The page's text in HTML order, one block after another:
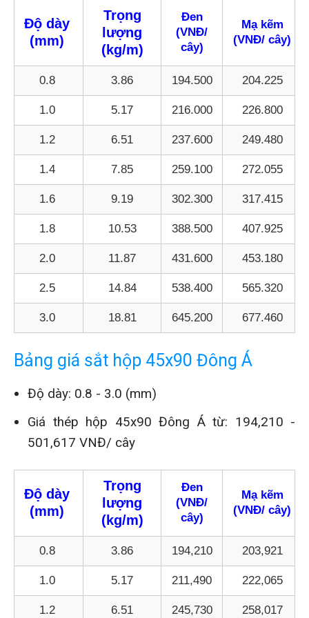
Độ dày
(mm)
Trọng
lượng
(kg/m)
Đen
(VNĐ/
cây)
Mạ kẽm
(VNĐ/ cây)
0.8 3.86 194.500 204.225
1.0 5.17 216.000 226.800
1.2 6.51 237.600 249.480
1.4 7.85 259.100 272.055
1.6 9.19 302.300 317.415
1.8 10.53 388.500 407.925
2.0 11.87 431.600 453.180
2.5 14.84 538.400 565.320
3.0 18.81 645.200 677.460
Bảng giá sắt hộp 45x90 Đông Á
Độ dày: 0.8 - 3.0 (mm)
Giá thép hộp 45x90 Đông Á từ: 194,210 -
501,617 VNĐ/ cây
Độ dày
(mm)
Trọng
lượng
(kg/m)
Đen
(VNĐ/
cây)
Mạ kẽm
(VNĐ/ cây)
0.8 3.86 194,210 203,921
1.0 5.17 211,490 222,065
1.2 6.51 245,730 258,017